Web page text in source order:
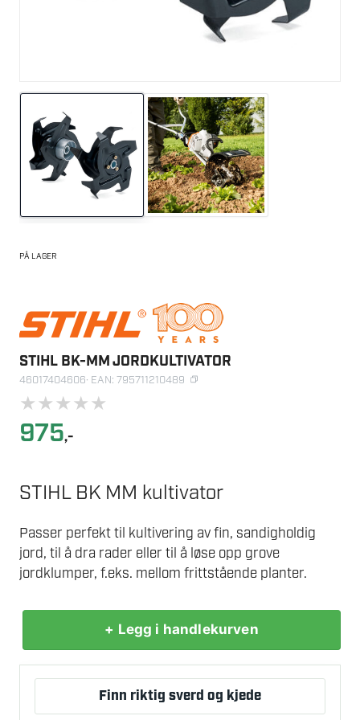
PÅ LAGER
STIHL BK-MM JORDKULTIVATOR
46017404606· EAN: 795711210489
★★★★★
975,-
STIHL BK MM kultivator
Passer perfekt til kultivering av fin, sandigholdig
jord, til å dra rader eller til å løse opp grove
jordklumper, f.eks. mellom frittstående planter.
MM
JORDKULTIVATOR
+ Legg i handlekurven
Finn riktig sverd og kjede